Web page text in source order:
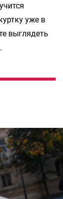
уже в
выглядеть